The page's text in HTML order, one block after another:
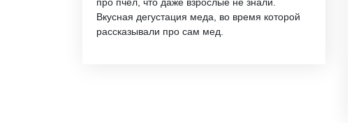
Вкусная дегустация меда, во время которой
рассказывали про сам мед.